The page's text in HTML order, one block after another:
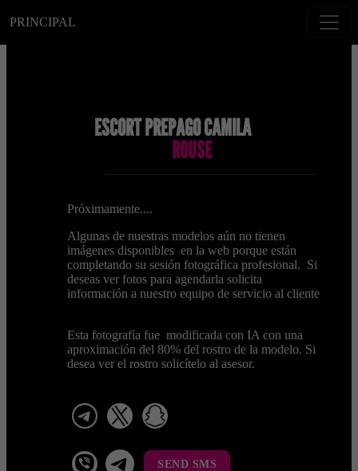
PRINCIPAL
ESCORT PREPAGO CAMILA
ROUSE
Próximamente....
Algunas de nuestras modelos aún no tienen
imágenes disponibles en la web porque están
completando su sesión fotográfica profesional. Si
deseas ver fotos para agendarla solicita
información a nuestro equipo de servicio al cliente
Esta fotografía fue modificada con IA con una
aproximación del 80% del rostro de la modelo. Si
desea ver el rostro solicítelo al asesor.
telegram
viber Telegram La Celestina
SEND SMS